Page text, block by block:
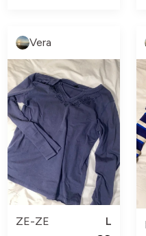
Vera
ZE-ZE
L